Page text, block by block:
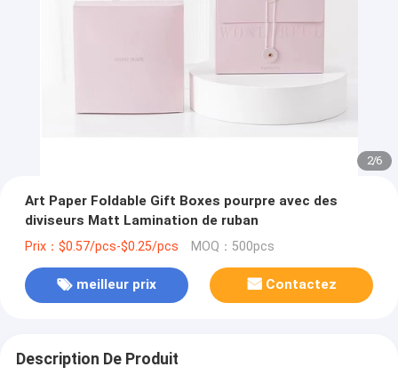
2/6
Art Paper Foldable Gift Boxes pourpre avec des
diviseurs Matt Lamination de ruban
Prix：$0.57/pcs-$0.25/pcs MOQ：500pcs
meilleur prix Contactez
Description De Produit